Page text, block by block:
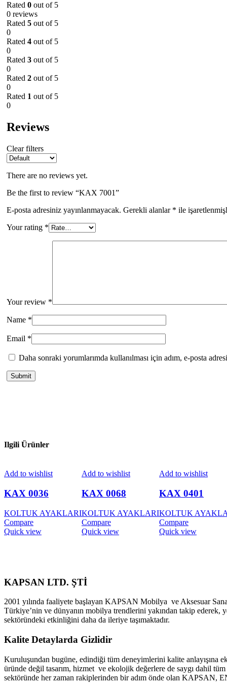
Rated 0 out of 5
0 reviews
Rated 5 out of 5
0
Rated 4 out of 5
0
Rated 3 out of 5
0
Rated 2 out of 5
0
Rated 1 out of 5
0
Reviews
Clear filters
There are no reviews yet.
Be the first to review “KAX 7001”
E-posta adresiniz yayınlanmayacak. Gerekli alanlar * ile
Your rating *
Your review *
Name *
Email *
Daha sonraki yorumlarımda kullanılması için adım, e-posta
Ilgili Ürünler
Add to wishlist
KAX 0036
KOLTUK AYAKLARI
Compare
Quick view
Add to wishlist
KAX 0068
KOLTUK AYAKLARI
Compare
Quick view
Add to wishlist
KAX 0401
KOLTUK
Compare
Quick view
KAPSAN LTD. ŞTİ
2001 yılında faaliyete başlayan KAPSAN Mobilya ve Aksesuar
Türkiye’nin ve dünyanın mobilya trendlerini yakından takip ederek,
sektöründeki etkinliğini daha da ileriye taşımaktadır.
Kalite Detaylarda Gizlidir
Kuruluşundan bugüne, edindiği tüm deneyimlerini kalite anlayışına
üründe değil tasarım, hizmet ve ekolojik değerlere de saygı dahil
sektöründe her zaman rakiplerinden bir adım önde olan KAPSAN,